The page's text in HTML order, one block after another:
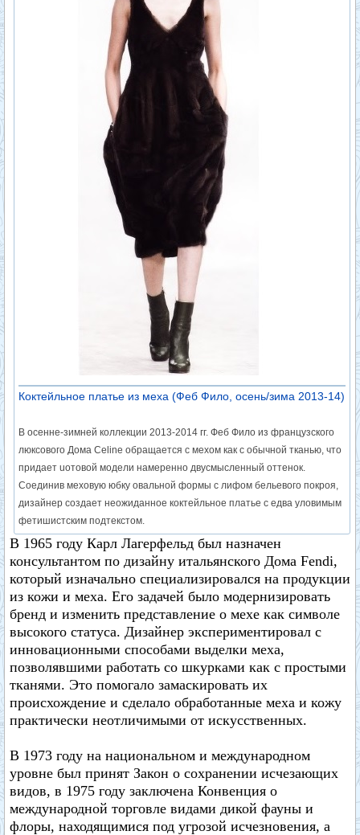
Коктейльное платье из меха (Феб Фило, осень/зима 2013-14)
В осенне-зимней коллекции 2013-2014 гг. Феб Фило из французского
люксового Дома Celine обращается с мехом как с обычной тканью, что
придает uотовой модели намеренно двусмысленный оттенок.
Соединив меховую юбку овальной формы с лифом бельевого покроя,
дизайнер создает неожиданное коктейльное платье с едва уловимым
фетишистским подтекстом.
В 1965 году Карл Лагерфельд был назначен
консультантом по дизайну итальянского Дома Fendi,
который изначально специализировался на продукции
из кожи и меха. Его задачей было модернизировать
бренд и изменить представление о мехе как символе
высокого статуса. Дизайнер экспериментировал с
инновационными способами выделки меха,
позволявшими работать со шкурками как с простыми
тканями. Это помогало замаскировать их
происхождение и сделало обработанные меха и кожу
практически неотличимыми от искусственных.
В 1973 году на национальном и международном
уровне был принят Закон о сохранении исчезающих
видов, в 1975 году заключена Конвенция о
международной торговле видами дикой фауны и
флоры, находящимися под угрозой исчезновения, а